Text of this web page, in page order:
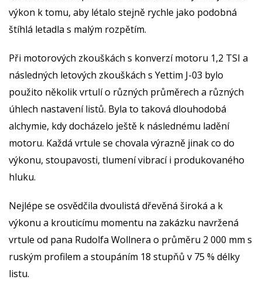
výkon k tomu, aby létalo stejně rychle jako podobná
štíhlá letadla s malým rozpětím.
Při motorových zkouškách s konverzí motoru 1,2 TSI a
následných letových zkouškách s Yettim J-03 bylo
použito několik vrtulí o různých průměrech a různých
úhlech nastavení listů. Byla to taková dlouhodobá
alchymie, kdy docházelo ještě k následnému ladění
motoru. Každá vrtule se chovala výrazně jinak co do
výkonu, stoupavosti, tlumení vibrací i produkovaného
hluku.
Nejlépe se osvědčila dvoulistá dřevěná široká a k
výkonu a krouticímu momentu na zakázku navržená
vrtule od pana Rudolfa Wollnera o průměru 2 000 mm s
ruským profilem a stoupáním 18 stupňů v 75 % délky
listu.